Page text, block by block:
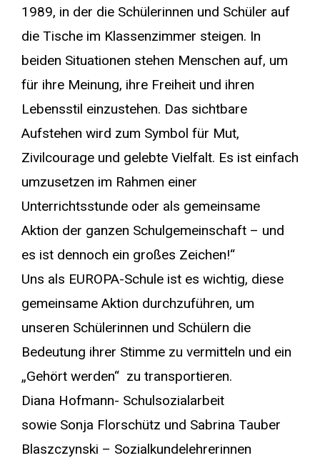
1989, in der die Schülerinnen und Schüler auf
die Tische im Klassenzimmer steigen. In
beiden Situationen stehen Menschen auf, um
für ihre Meinung, ihre Freiheit und ihren
Lebensstil einzustehen. Das sichtbare
Aufstehen wird zum Symbol für Mut,
Zivilcourage und gelebte Vielfalt. Es ist einfach
umzusetzen im Rahmen einer
Unterrichtsstunde oder als gemeinsame
Aktion der ganzen Schulgemeinschaft – und
es ist dennoch ein großes Zeichen!“
Uns als EUROPA-Schule ist es wichtig, diese
gemeinsame Aktion durchzuführen, um
unseren Schülerinnen und Schülern die
Bedeutung ihrer Stimme zu vermitteln und ein
„Gehört werden“ zu transportieren.
Diana Hofmann- Schulsozialarbeit
sowie Sonja Florschütz und Sabrina Tauber
Blaszczynski – Sozialkundelehrerinnen